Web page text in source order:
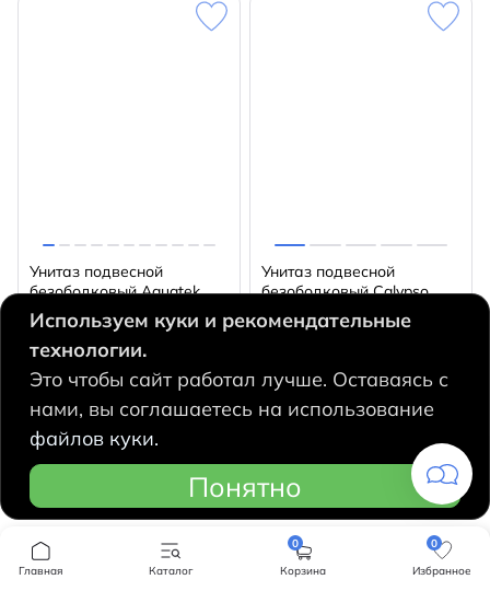
Унитаз подвесной
безободковый Aquatek
Европа AQ1900-00 (с
сиденьем Soft Close
(микролифт)
Страна Россия
14000 q
Унитаз подвесной
безободковый Calypso
Soft Close (микролифт)
Остаток 10 шт
В корзину
Используем куки и рекомендательные
технологии.
Это чтобы сайт работал лучше. Оставаясь с
нами, вы соглашаетесь на использование
файлов куки.
Понятно
Главная Каталог
0
Корзина
0
Избранное